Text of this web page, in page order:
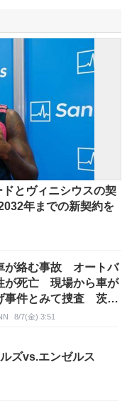
とヴィニシウスの契
年までの新契約を
が絡む事故 オートバ
が死亡 現場から車が
事件とみて捜査 茨
8/7(金) 3:51
ズvs.エンゼルス